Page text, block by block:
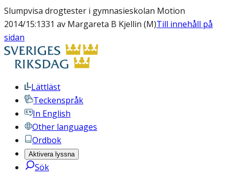
Slumpvisa drogtester i gymnasieskolan Motion
2014/15:1331 av Margareta B Kjellin (M)Till innehåll på
sidan
Lättläst
Teckenspråk
In English
Other languages
Ordbok
Aktivera lyssna
Sök